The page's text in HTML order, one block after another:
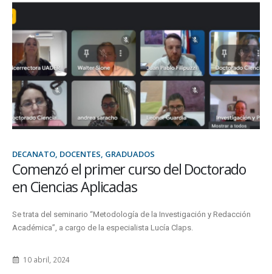
DECANATO, DOCENTES, GRADUADOS
Comenzó el primer curso del Doctorado
en Ciencias Aplicadas
Se trata del seminario “Metodología de la Investigación y Redacción
Académica”, a cargo de la especialista Lucía Claps.
10 abril, 2024